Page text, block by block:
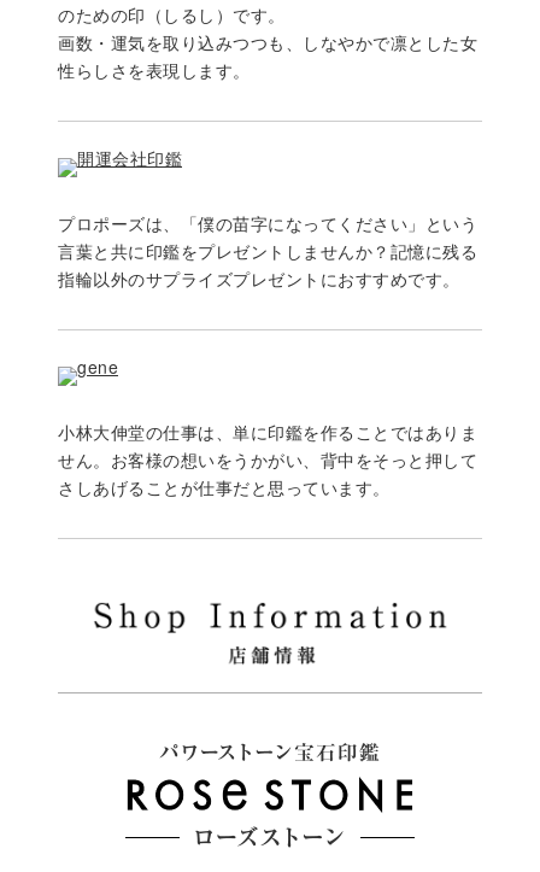
のための印（しるし）です。
画数・運気を取り込みつつも、しなやかで凛とした女
性らしさを表現します。
プロポーズは、「僕の苗字になってください」という
言葉と共に印鑑をプレゼントしませんか？記憶に残る
指輪以外のサプライズプレゼントにおすすめです。
小林大伸堂の仕事は、単に印鑑を作ることではありま
せん。お客様の想いをうかがい、背中をそっと押して
さしあげることが仕事だと思っています。